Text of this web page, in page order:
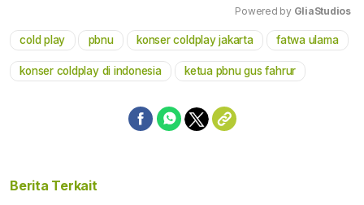
Mute
Powered by GliaStudios
cold play pbnu konser coldplay jakarta fatwa ulama
konser coldplay di indonesia ketua pbnu gus fahrur
Berita Terkait